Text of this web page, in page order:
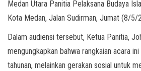
Medan Utara Panitia Pelaksana Budaya
Kota Medan, Jalan Sudirman, Jumat (8/5/
Dalam audiensi tersebut, Ketua Panitia,
mengungkapkan bahwa rangkaian acara
tahunan, melainkan gerakan sosial untuk